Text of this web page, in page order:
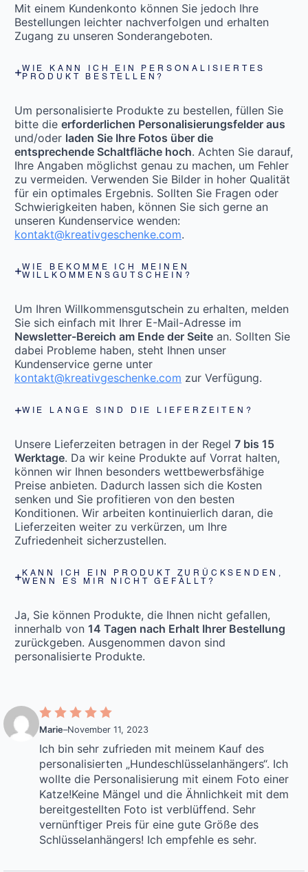
Mit einem Kundenkonto können Sie jedoch Ihre
Bestellungen leichter nachverfolgen und erhalten
Zugang zu unseren Sonderangeboten.
WIE KANN ICH EIN PERSONALISIERTES
PRODUKT BESTELLEN?
Um personalisierte Produkte zu bestellen, füllen Sie
bitte die erforderlichen Personalisierungsfelder aus
und/oder laden Sie Ihre Fotos über die
entsprechende Schaltfläche hoch. Achten Sie darauf,
Ihre Angaben möglichst genau zu machen, um Fehler
zu vermeiden. Verwenden Sie Bilder in hoher Qualität
für ein optimales Ergebnis. Sollten Sie Fragen oder
Schwierigkeiten haben, können Sie sich gerne an
unseren Kundenservice wenden:
kontakt@kreativgeschenke.com.
WIE BEKOMME ICH MEINEN
WILLKOMMENSGUTSCHEIN?
Um Ihren Willkommensgutschein zu erhalten, melden
Sie sich einfach mit Ihrer E-Mail-Adresse im
Newsletter-Bereich am Ende der Seite an. Sollten Sie
dabei Probleme haben, steht Ihnen unser
Kundenservice gerne unter
kontakt@kreativgeschenke.com zur Verfügung.
WIE LANGE SIND DIE LIEFERZEITEN?
Unsere Lieferzeiten betragen in der Regel 7 bis 15
Werktage. Da wir keine Produkte auf Vorrat halten,
können wir Ihnen besonders wettbewerbsfähige
Preise anbieten. Dadurch lassen sich die Kosten
senken und Sie profitieren von den besten
Konditionen. Wir arbeiten kontinuierlich daran, die
Lieferzeiten weiter zu verkürzen, um Ihre
Zufriedenheit sicherzustellen.
KANN ICH EIN PRODUKT ZURÜCKSENDEN,
WENN ES MIR NICHT GEFÄLLT?
Ja, Sie können Produkte, die Ihnen nicht gefallen,
innerhalb von 14 Tagen nach Erhalt Ihrer Bestellung
zurückgeben. Ausgenommen davon sind
personalisierte Produkte.
Marie–November 11, 2023
Ich bin sehr zufrieden mit meinem Kauf des
personalisierten „Hundeschlüsselanhängers“. Ich
wollte die Personalisierung mit einem Foto einer
Katze!Keine Mängel und die Ähnlichkeit mit dem
bereitgestellten Foto ist verblüffend. Sehr
vernünftiger Preis für eine gute Größe des
Schlüsselanhängers! Ich empfehle es sehr.